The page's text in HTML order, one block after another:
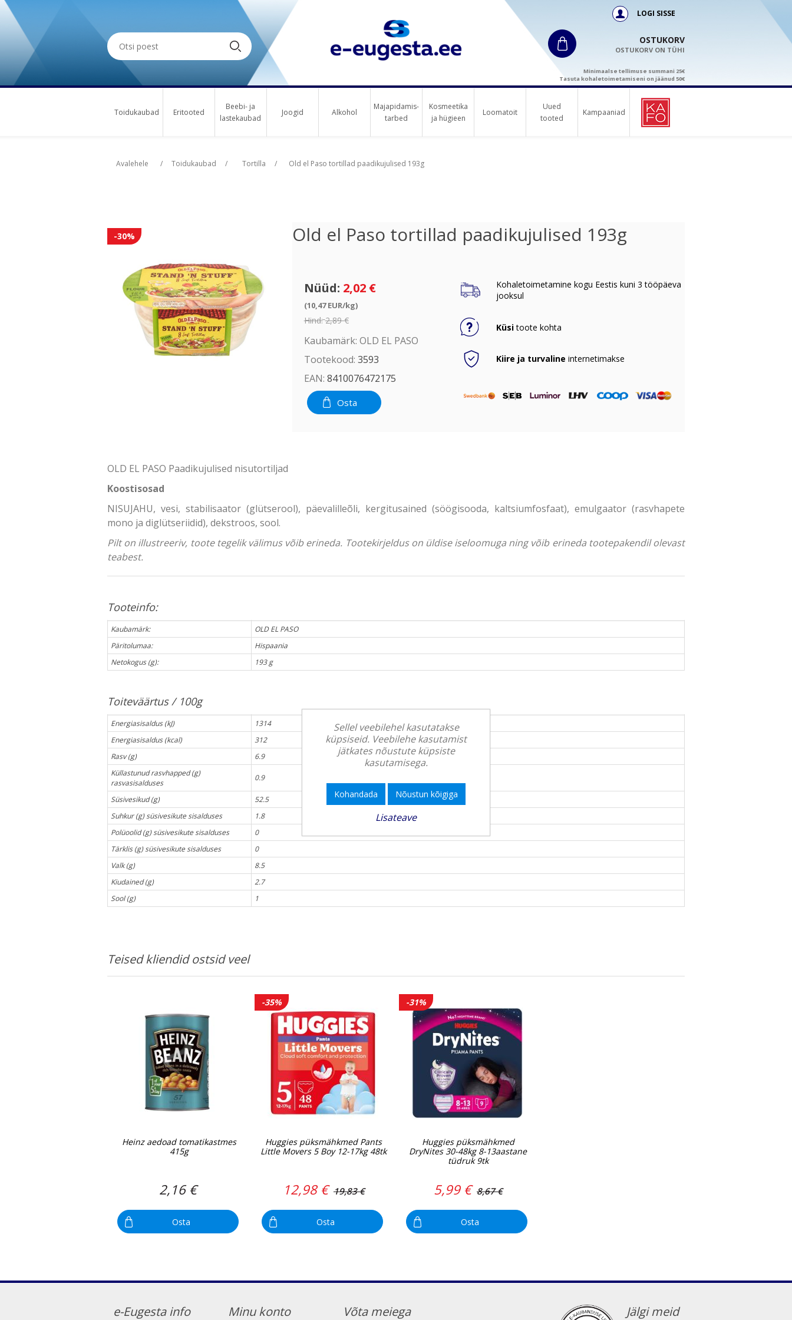
LOGI SISSE
OSTUKORV
OSTUKORV ON TÜHI
Minimaalse tellimuse summani 25€
Tasuta kohaletoimetamiseni on jäänud 50€
Toidukaubad Eritooted
Beebi- ja
lastekaubad
Joogid Alkohol
Majapidamis-
tarbed
Kosmeetika
ja hügieen
Loomatoit
Uued
tooted
Kampaaniad
Avalehele / Toidukaubad / Tortilla / Old el Paso tortillad paadikujulised 193g
-30% Old el Paso tortillad paadikujulised 193g
Nüüd: 2,02 €
(10,47 EUR/kg)
Hind: 2,89 €
Kaubamärk: OLD EL PASO
Tootekood: 3593
EAN: 8410076472175
Osta
Kohaletoimetamine kogu Eestis kuni 3 tööpäeva
jooksul
Küsitoote kohta
Kiire ja turvaline internetimakse
OLD EL PASO Paadikujulised nisutortiljad
Koostisosad
NISUJAHU, vesi, stabilisaator (glütserool), päevalilleõli, kergitusained (söögisooda, kaltsiumfosfaat), emulgaator (rasvhapete
mono ja diglütseriidid), dekstroos, sool.
Pilt on illustreeriv, toote tegelik välimus võib erineda. Tootekirjeldus on üldise iseloomuga ning võib erineda tootepakendil olevast
teabest.
Tooteinfo:
Kaubamärk:
OLD EL PASO
Päritolumaa:
Hispaania
Netokogus (g):
193 g
Toiteväärtus / 100g
Energiasisaldus (kJ)
1314
Energiasisaldus (kcal)
312
Rasv (g)
6.9
Küllastunud rasvhapped (g)
rasvasisalduses
0.9
Süsivesikud (g)
52.5
Suhkur (g) süsivesikute sisalduses
1.8
Polüoolid (g) süsivesikute sisalduses
0
Tärklis (g) süsivesikute sisalduses
0
Valk (g)
8.5
Kiudained (g)
2.7
Sool (g)
1
Teised kliendid ostsid veel
Heinz aedoad tomatikastmes
415g
2,16 €
Osta
-35%
Huggies püksmähkmed Pants
Little Movers 5 Boy 12-17kg 48tk
12,98 € 19,83 €
Osta
-31%
Huggies püksmähkmed
DryNites 30-48kg 8-13aastane
tüdruk 9tk
5,99 € 8,67 €
Osta
e-Eugesta info Minu konto
Võta meiega
Jälgi meid
Sellel veebilehel kasutatakse
küpsiseid. Veebilehe kasutamist
jätkates nõustute küpsiste
kasutamisega.
Kohandada Nõustun kõigiga
Lisateave